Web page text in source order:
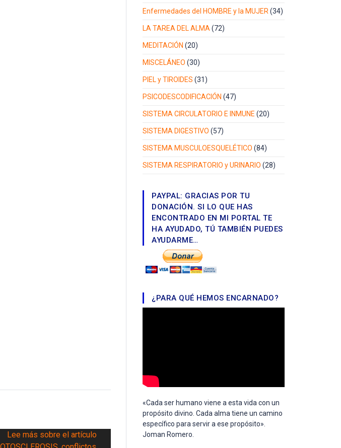
Enfermedades del HOMBRE y la MUJER (34)
LA TAREA DEL ALMA (72)
MEDITACIÓN (20)
MISCELÁNEO (30)
PIEL y TIROIDES (31)
PSICODESCODIFICACIÓN (47)
SISTEMA CIRCULATORIO E INMUNE (20)
SISTEMA DIGESTIVO (57)
SISTEMA MUSCULOESQUELÉTICO (84)
SISTEMA RESPIRATORIO y URINARIO (28)
PAYPAL: GRACIAS POR TU
DONACIÓN. SI LO QUE HAS
ENCONTRADO EN MI PORTAL TE
HA AYUDADO, TÚ TAMBIÉN PUEDES
AYUDARME…
¿PARA QUÉ HEMOS ENCARNADO?
«Cada ser humano viene a esta vida con un
propósito divino. Cada alma tiene un camino
específico para servir a ese propósito».
Joman Romero.